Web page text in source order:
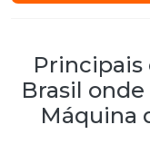
Principais
Brasil
Máquina